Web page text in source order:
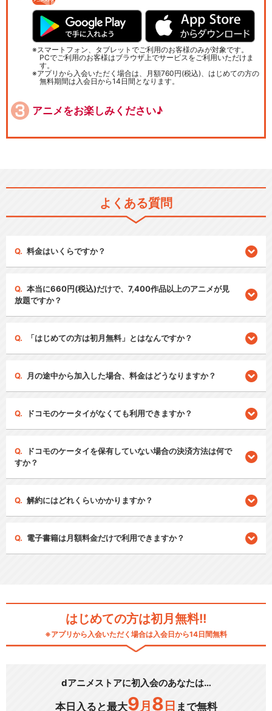
スマートフォン、タブレットでご利用のお客様のみが対象です。
PCでご利用のお客様はブラウザ上でサービスをご利用いただけま
す。
アプリから入会いただく場合は、月額760円(税込)、はじめての方の
無料期間は入会日から14日間となります。
アニメをお楽しみください♪
よくある質問
料金はいくらですか？
本当に660円(税込)だけで、7,400作品以上のアニメが見
放題ですか？
「はじめての方は初月無料」とはなんですか？
月の途中から加入した場合、料金はどうなりますか？
ドコモのケータイがなくても利用できますか？
ドコモのケータイを保有していない場合の決済方法は何で
すか？
解約にはどれくらいかかりますか？
電子書籍は月額料金だけで利用できますか？
はじめての方は初月無料!!
※アプリから入会いただく場合は入会日から14日間無料
dアニメストアに初入会のあなたは…
本日入ると最大9 月 8 日 まで無料